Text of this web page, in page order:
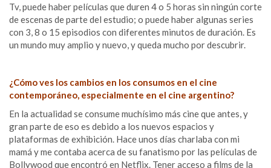
Tv, puede haber películas que duren 4 o 5 horas sin ningún corte
de escenas de parte del estudio; o puede haber algunas series
con 3, 8 o 15 episodios con diferentes minutos de duración. Es
un mundo muy amplio y nuevo, y queda mucho por descubrir.
¿Cómo ves los cambios en los consumos en el cine
contemporáneo, especialmente en el cine argentino?
En la actualidad se consume muchísimo más cine que antes, y
gran parte de eso es debido a los nuevos espacios y
plataformas de exhibición. Hace unos días charlaba con mi
mamá y me contaba acerca de su fanatismo por las películas de
Bollywood que encontró en Netflix. Tener acceso a films de la